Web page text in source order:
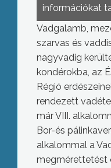
információkat
Vadgalamb,
szarvas és
nagyvadig
kondérokba, az
Régió
rendezett
már VIII.
Bor-és
alkalommal a
megmérettetést